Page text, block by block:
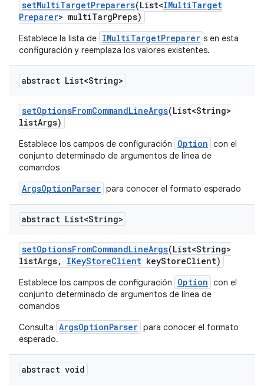
setMultiTargetPreparers(List<IMultiTarget
Preparer> multiTargPreps)
Establece la lista de IMultiTargetPreparer s en esta
configuración y reemplaza los valores existentes.
abstract List<String>
setOptionsFromCommandLineArgs(List<String>
listArgs)
Establece los campos de configuración Option con el
conjunto determinado de argumentos de línea de
comandos
ArgsOptionParser para conocer el formato esperado
abstract List<String>
setOptionsFromCommandLineArgs(List<String>
listArgs, IKeyStoreClient keyStoreClient)
Establece los campos de configuración Option con el
conjunto determinado de argumentos de línea de
comandos
Consulta ArgsOptionParser para conocer el formato
esperado.
abstract void